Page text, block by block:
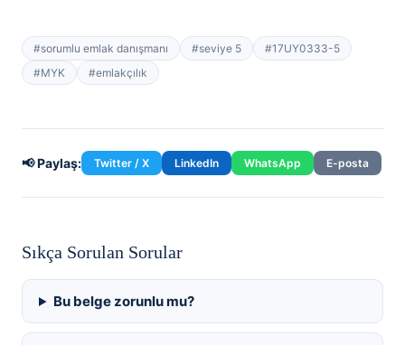
#sorumlu emlak danışmanı #seviye 5 #17UY0333-5
#MYK #emlakçılık
📢 Paylaş: Twitter / X LinkedIn WhatsApp E-posta
Sıkça Sorulan Sorular
Bu belge zorunlu mu?